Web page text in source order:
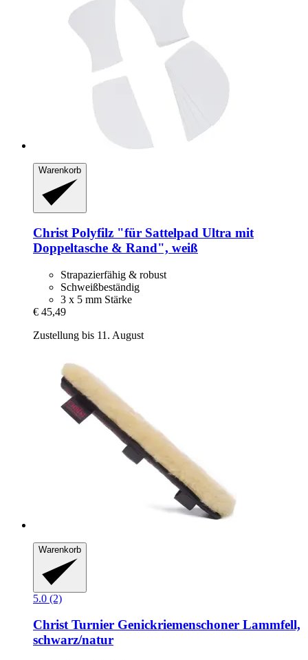
Warenkorb
ChristPolyfilz "für Sattelpad Ultra mit
Doppeltasche & Rand", weiß
Strapazierfähig & robust
Schweißbeständig
3 x 5 mm Stärke
€ 45,49
Zustellung bis 11. August
Warenkorb
5.0 (2)
ChristTurnier Genickriemenschoner Lammfell,
schwarz/natur